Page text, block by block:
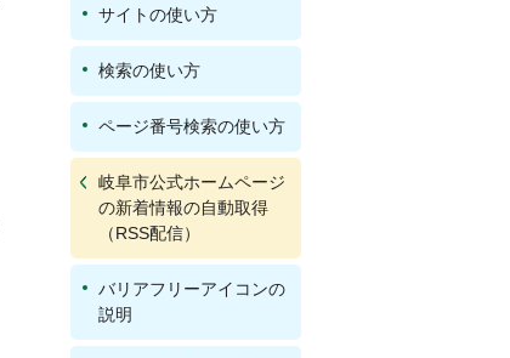
サイトの使い方
検索の使い方
ページ番号検索の使い方
岐阜市公式ホームページ
の新着情報の自動取得
（RSS配信）
バリアフリーアイコンの
説明